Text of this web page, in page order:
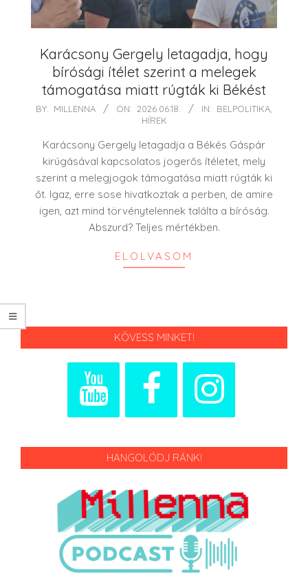
Karácsony Gergely letagadja, hogy
bírósági ítélet szerint a melegek
támogatása miatt rúgták ki Békést
2026-
BY: MILLENNA ON: 2026.06.18. IN: BELPOLITIKA,
HÍREK
Karácsony Gergely letagadja a Békés Gáspár
kirúgásával kapcsolatos jogerős ítéletet, mely
szerint a melegjogok támogatása miatt rúgták ki
őt. Igaz, erre sose hivatkoztak a perben, de amire
igen, azt mind törvénytelennek találta a bíróság.
Abszurd? Teljes mértékben.
ELOLVASOM
KÖVESS MINKET!
HANGOLÓDJ RÁNK!